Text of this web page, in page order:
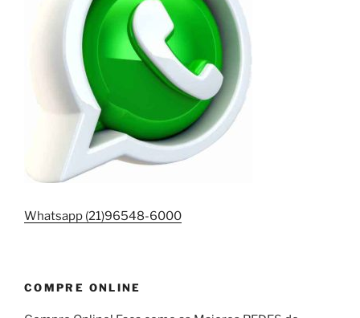
Whatsapp (21)96548-6000
COMPRE ONLINE